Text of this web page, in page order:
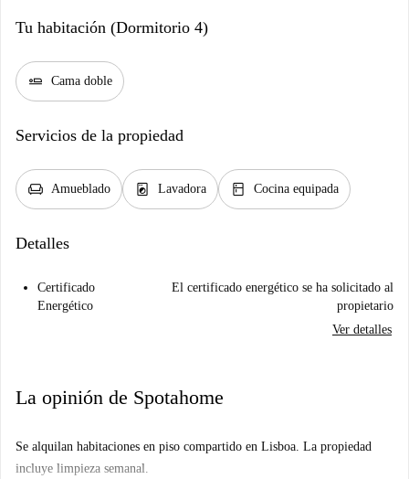
Tu habitación (Dormitorio 4)
airline_seat_flat Cama doble
Servicios de la propiedad
chair Amueblado local_laundry_service Lavadora kitchen Cocina equipada
Detalles
Certificado
Energético
El certificado energético se ha solicitado al
propietario
Ver detalles
La opinión de Spotahome
Se alquilan habitaciones en piso compartido en Lisboa. La propiedad
incluye limpieza semanal.